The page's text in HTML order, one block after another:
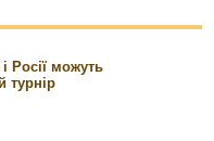
Росії можуть
турнір